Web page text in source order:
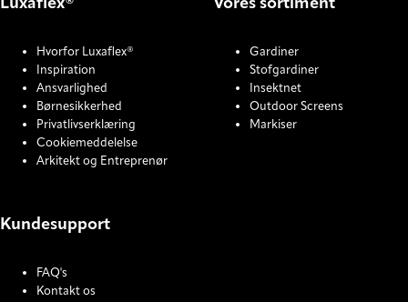
Luxaflex®
Hvorfor Luxaflex®
Inspiration
Ansvarlighed
Børnesikkerhed
Privatlivserklæring
Cookiemeddelelse
Arkitekt og Entreprenør
Vores sortiment
Gardiner
Stofgardiner
Insektnet
Outdoor Screens
Markiser
Kundesupport
FAQ's
Kontakt os